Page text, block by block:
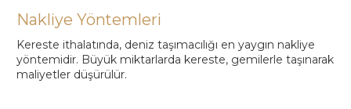
Nakliye Yöntemleri
Kereste ithalatında, deniz taşımacılığı en yaygın nakliye
yöntemidir. Büyük miktarlarda kereste, gemilerle taşınarak
maliyetler düşürülür.